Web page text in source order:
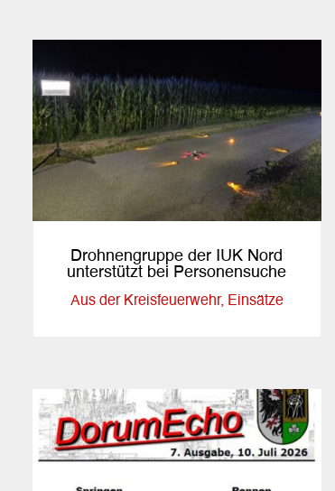
Drohnengruppe der IUK Nord
unterstützt bei Personensuche
Aus der Kreisfeuerwehr, Einsätze